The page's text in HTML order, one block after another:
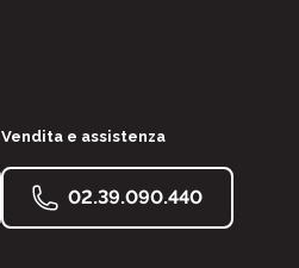
Vendita e assistenza
02.39.090.440